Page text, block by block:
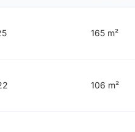
165 m²
106 m²